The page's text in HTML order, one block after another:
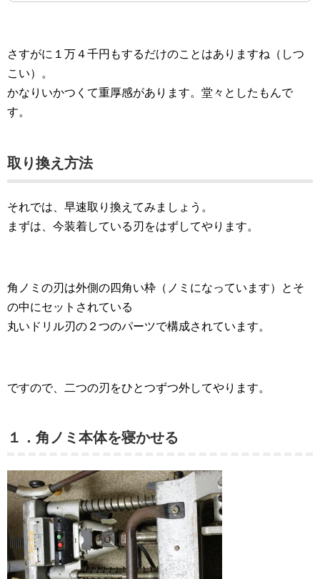
さすがに１万４千円もするだけのことはありますね（しつ
こい）。
かなりいかつくて重厚感があります。堂々としたもんで
す。
取り換え方法
それでは、早速取り換えてみましょう。
まずは、今装着している刃をはずしてやります。
角ノミの刃は外側の四角い枠（ノミになっています）とそ
の中にセットされている
丸いドリル刃の２つのパーツで構成されています。
ですので、二つの刃をひとつずつ外してやります。
１．角ノミ本体を寝かせる